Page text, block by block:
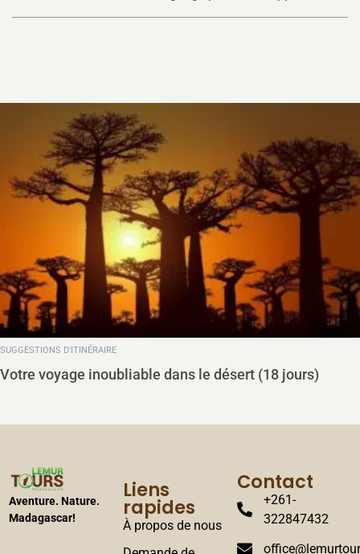
le désert (18 jours) Parc national Andasibe-
Aventure. Nature.
Madagascar!
Liens
rapides
À propos de nous
Contact
+261-
322847432